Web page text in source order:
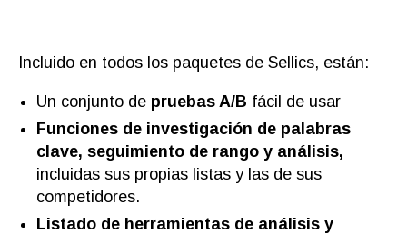
Incluido en todos los paquetes de Sellics, están:
Un conjunto de pruebas A/B fácil de usar
Funciones de investigación de palabras
clave, seguimiento de rango y análisis,
incluidas sus propias listas y las de sus
competidores.
Listado de herramientas de análisis y